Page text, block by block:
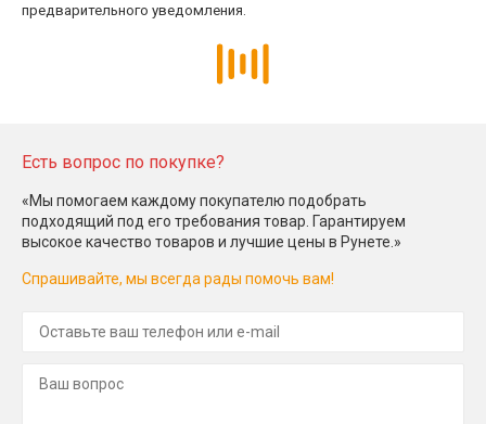
предварительного уведомления.
Есть вопрос по покупке?
«Мы помогаем каждому покупателю подобрать
подходящий под его требования товар. Гарантируем
высокое качество товаров и лучшие цены в Рунете.»
Спрашивайте, мы всегда рады помочь вам!